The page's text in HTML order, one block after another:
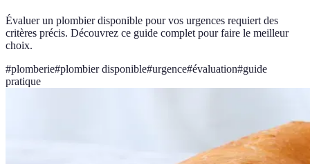
Évaluer un plombier disponible pour vos urgences requiert des
critères précis. Découvrez ce guide complet pour faire le meilleur
choix.
#plomberie#plombier disponible#urgence#évaluation#guide
pratique